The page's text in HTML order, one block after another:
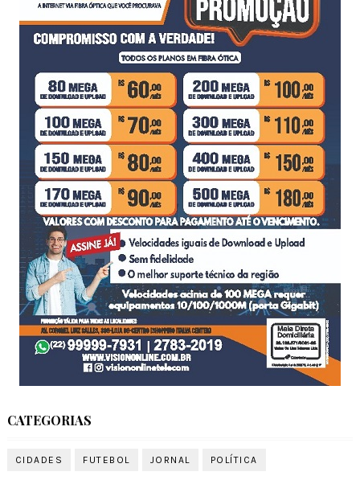
CATEGORIAS
CIDADES FUTEBOL JORNAL POLÍTICA